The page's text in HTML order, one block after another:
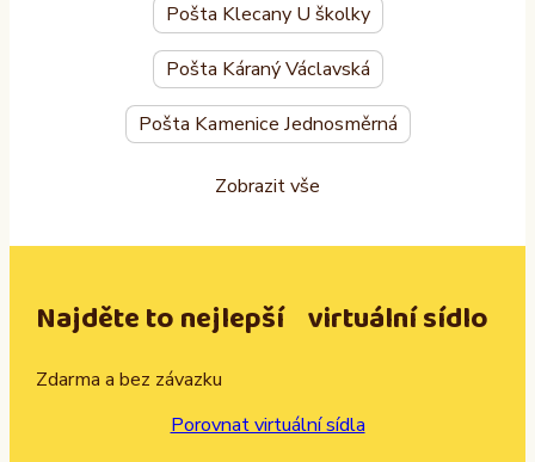
Pošta Klecany U školky
Pošta Káraný Václavská
Pošta Kamenice Jednosměrná
Zobrazit vše
Najděte to nejlepší virtuální sídlo
Zdarma a bez závazku
Porovnat virtuální sídla